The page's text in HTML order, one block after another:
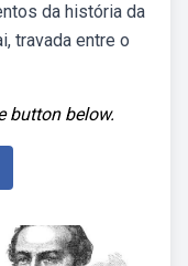
da história da
travada entre o
button below.